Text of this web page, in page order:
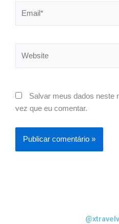
Salvar meus dados neste
vez que eu comentar.